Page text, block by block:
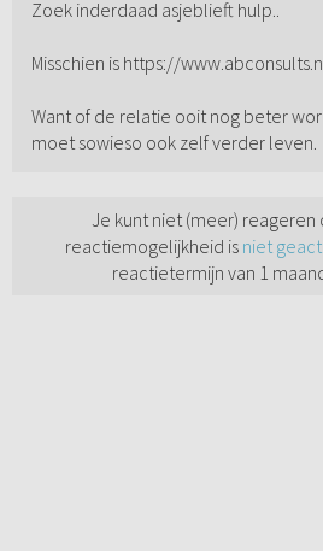
Zoek inderdaad asjeblieft hulp..
Misschien is https://
Want of de relatie ooit nog beter
moet sowieso ook zelf verder leven.
Je kunt niet (meer) reageren
reactiemogelijkheid is niet
reactietermijn van 1